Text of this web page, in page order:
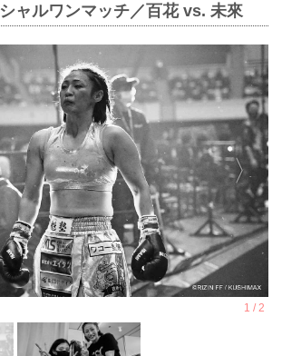
ャルワンマッチ／百花 vs. 未來